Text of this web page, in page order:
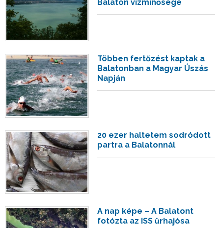
Balaton vízminősége
Többen fertőzést kaptak a
Balatonban a Magyar Úszás
Napján
20 ezer haltetem sodródott
partra a Balatonnál
A nap képe – A Balatont
fotózta az ISS űrhajósa